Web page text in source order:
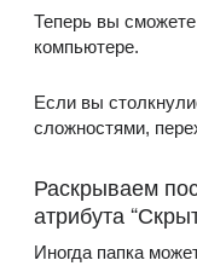
Теперь вы
компьютере.
Если вы
сложностями,
Раскрываем
атрибута
Иногда папка